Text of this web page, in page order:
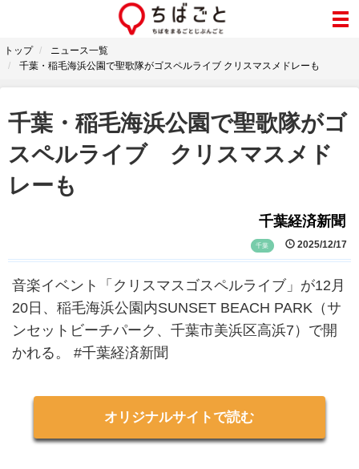
トップ
ニュース一覧
千葉・稲毛海浜公園で聖歌隊がゴスペルライブ クリスマスメドレーも
千葉・稲毛海浜公園で聖歌隊がゴ
スペルライブ クリスマスメド
レーも
千葉経済新聞
千葉 2025/12/17
音楽イベント「クリスマスゴスペルライブ」が12月
20日、稲毛海浜公園内SUNSET BEACH PARK（サ
ンセットビーチパーク、千葉市美浜区高浜7）で開
かれる。 #千葉経済新聞
オリジナルサイトで読む